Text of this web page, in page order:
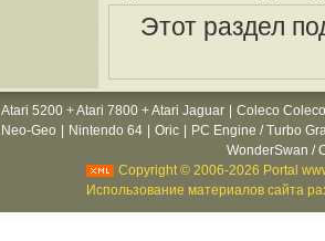
Этот раздел
Atari 5200 + Atari 7800 + Atari Jaguar
Coleco
Neo-Geo Nintendo 64 Oric
PC Engine / Turbo
WonderSwan /
Copyright © 2006-2026 Portal
Использование материалов сайта